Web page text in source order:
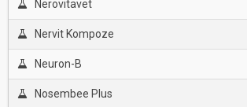
Nerovitavet
Nervit Kompoze
Neuron-B
Nosembee Plus